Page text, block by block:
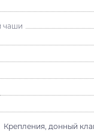
чаши
Крепления, донный